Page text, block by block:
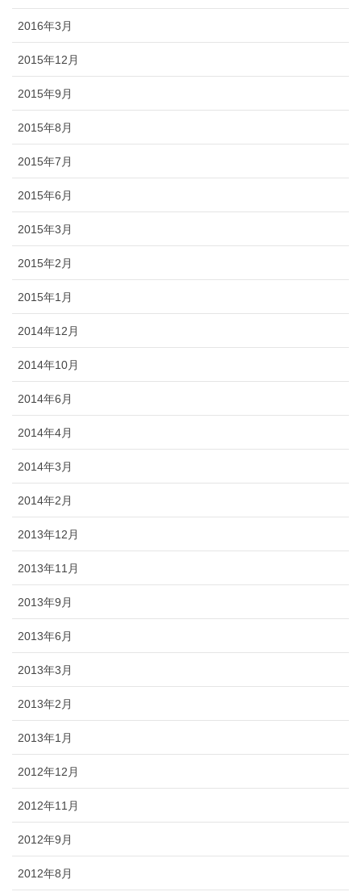
2016年3月
2015年12月
2015年9月
2015年8月
2015年7月
2015年6月
2015年3月
2015年2月
2015年1月
2014年12月
2014年10月
2014年6月
2014年4月
2014年3月
2014年2月
2013年12月
2013年11月
2013年9月
2013年6月
2013年3月
2013年2月
2013年1月
2012年12月
2012年11月
2012年9月
2012年8月